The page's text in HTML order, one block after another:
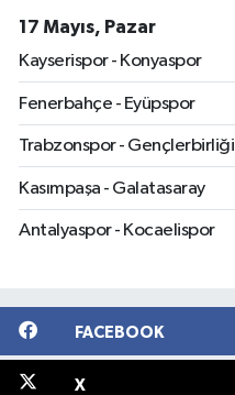
17 Mayıs, Pazar
Kayserispor - Konyaspor
Fenerbahçe - Eyüpspor
Trabzonspor - Gençlerbirliği
Kasımpaşa - Galatasaray
Antalyaspor - Kocaelispor
FACEBOOK
X